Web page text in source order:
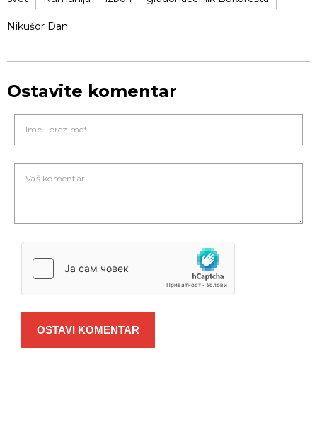
Nikušor Dan
Ostavite komentar
OSTAVI KOMENTAR